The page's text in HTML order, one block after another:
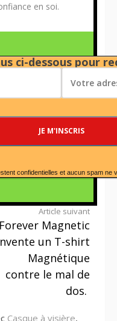
en soi.
ci-dessous pour
confidentielles et aucun spam ne
Article suivant
Forever Magnetic
un T-shirt
Magnétique
contre le mal de
dos.
Casque à visière,